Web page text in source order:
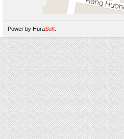
Power by HuraSoft.